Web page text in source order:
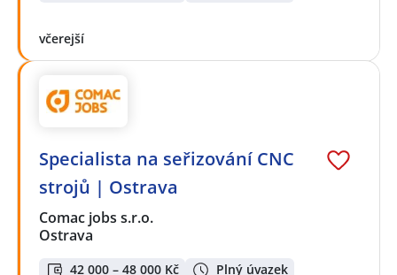
včerejší
Specialista na seřizování CNC
strojů | Ostrava
Comac jobs s.r.o.
Ostrava
42 000 – 48 000 Kč Plný úvazek